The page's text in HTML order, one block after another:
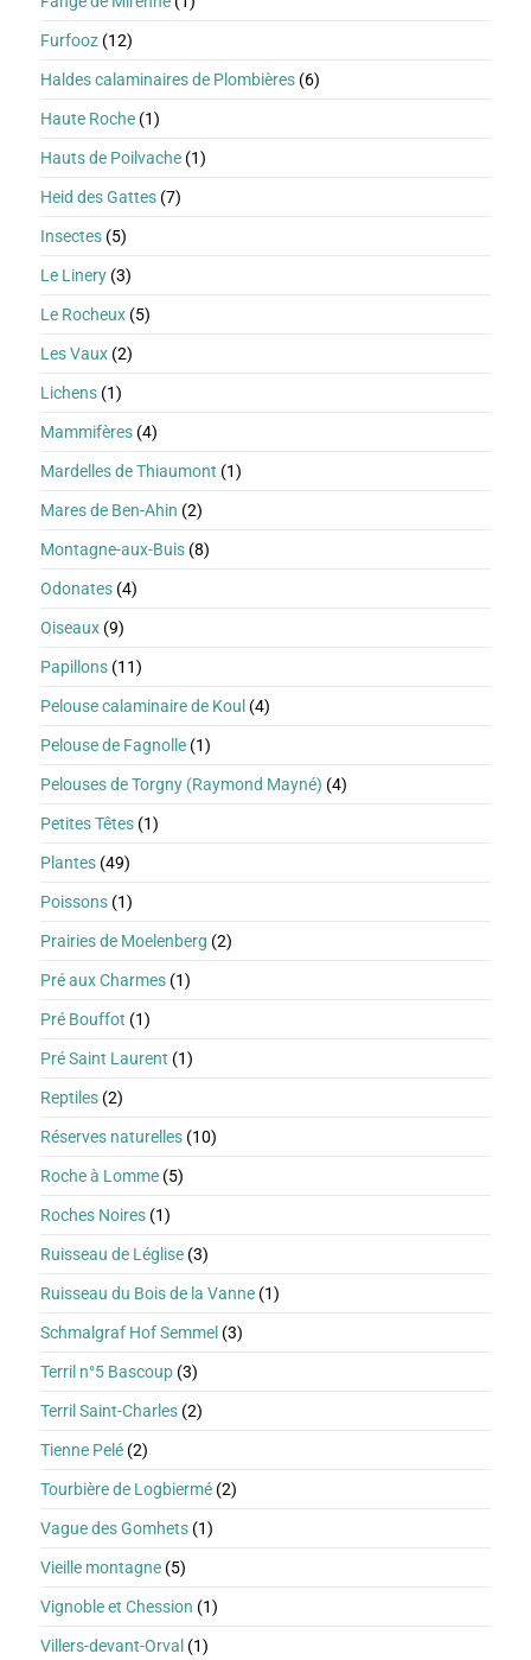
Furfooz (12)
Haldes calaminaires de Plombières (6)
Haute Roche (1)
Hauts de Poilvache (1)
Heid des Gattes (7)
Insectes (5)
Le Linery (3)
Le Rocheux (5)
Les Vaux (2)
Lichens (1)
Mammifères (4)
Mardelles de Thiaumont (1)
Mares de Ben-Ahin (2)
Montagne-aux-Buis (8)
Odonates (4)
Oiseaux (9)
Papillons (11)
Pelouse calaminaire de Koul (4)
Pelouse de Fagnolle (1)
Pelouses de Torgny (Raymond Mayné) (4)
Petites Têtes (1)
Plantes (49)
Poissons (1)
Prairies de Moelenberg (2)
Pré aux Charmes (1)
Pré Bouffot (1)
Pré Saint Laurent (1)
Reptiles (2)
Réserves naturelles (10)
Roche à Lomme (5)
Roches Noires (1)
Ruisseau de Léglise (3)
Ruisseau du Bois de la Vanne (1)
Schmalgraf Hof Semmel (3)
Terril n°5 Bascoup (3)
Terril Saint-Charles (2)
Tienne Pelé (2)
Tourbière de Logbiermé (2)
Vague des Gomhets (1)
Vieille montagne (5)
Vignoble et Chession (1)
Villers-devant-Orval (1)